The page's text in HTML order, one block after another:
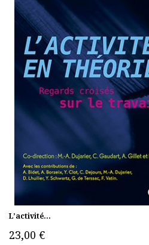
L’activité...
23,00 €